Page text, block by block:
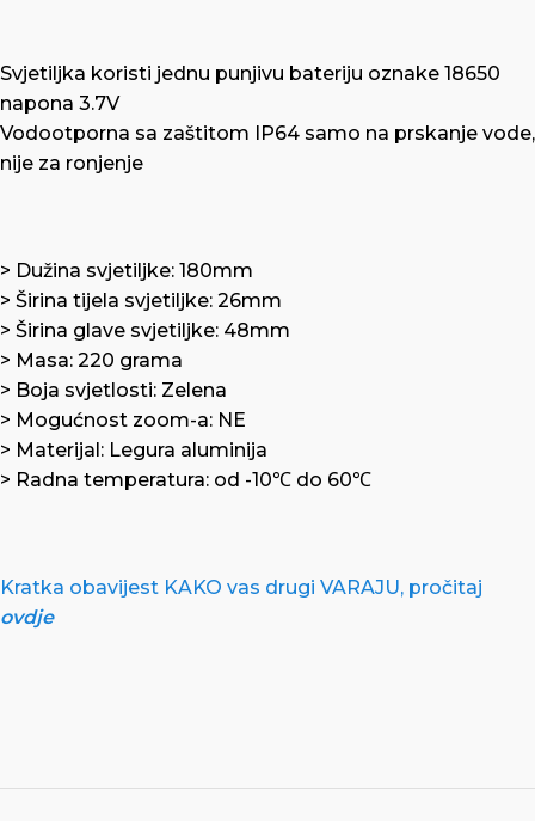
Svjetiljka koristi jednu punjivu bateriju oznake 18650
napona 3.7V
Vodootporna sa zaštitom IP64 samo na prskanje vode,
nije za ronjenje
> Dužina svjetiljke: 180mm
> Širina tijela svjetiljke: 26mm
> Širina glave svjetiljke: 48mm
> Masa: 220 grama
> Boja svjetlosti: Zelena
> Mogućnost zoom-a: NE
> Materijal: Legura aluminija
> Radna temperatura: od -10℃ do 60℃
Kratka obavijest KAKO vas drugi VARAJU, pročitaj
ovdje